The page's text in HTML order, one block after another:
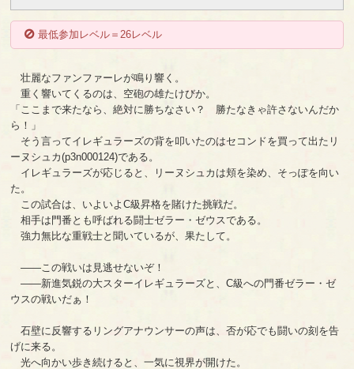
最低参加レベル＝26レベル
壮麗なファンファーレが鳴り響く。
重く響いてくるのは、空砲の雄たけびか。
「ここまで来たなら、絶対に勝ちなさい？ 勝たなきゃ許さないんだか
ら！」
そう言ってイレギュラーズの背を叩いたのはセコンドを買って出たリ
ーヌシュカ(p3n000124)である。
イレギュラーズが応じると、リーヌシュカは頬を染め、そっぽを向い
た。
この試合は、いよいよC級昇格を賭けた挑戦だ。
相手は門番とも呼ばれる闘士ゼラー・ゼウスである。
強力無比な重戦士と聞いているが、果たして。
――この戦いは見逃せないぞ！
――新進気鋭の大スターイレギュラーズと、C級への門番ゼラー・ゼ
ウスの戦いだぁ！
石壁に反響するリングアナウンサーの声は、否が応でも闘いの刻を告
げに来る。
光へ向かい歩き続けると、一気に視界が開けた。